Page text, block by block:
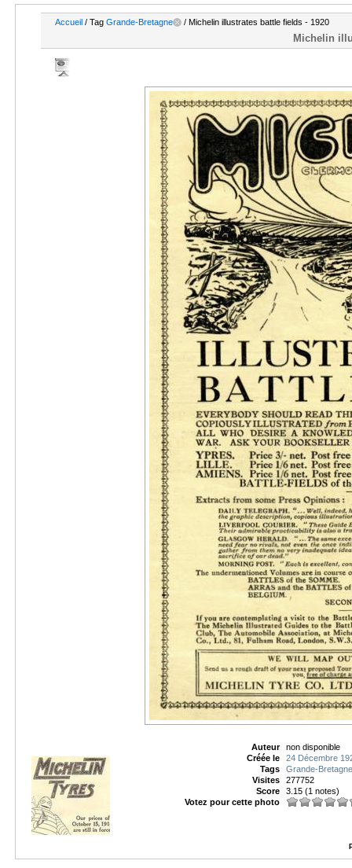
Accueil / Tag Grande-Bretagne / Michelin illustrates battle fields - 1920
Michelin
Auteur
non disponible
Créée le
24 Décembre
Tags
Grande-Bretagne
Visites
277752
Score
3.15 (1 notes)
Votez pour cette photo